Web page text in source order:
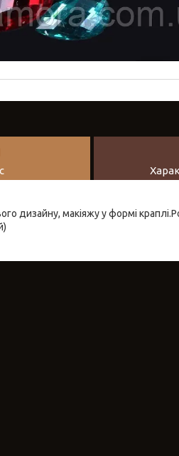
дизайну, макіяжу у формі